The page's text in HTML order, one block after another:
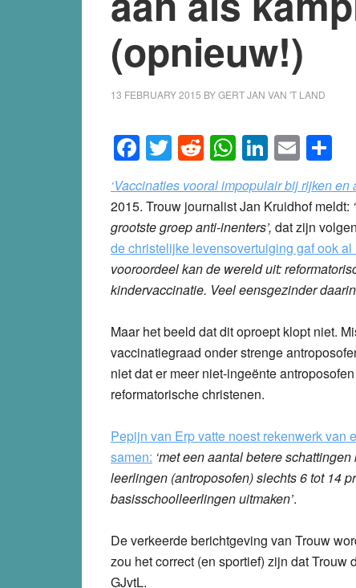
(opnieuw!)
13 FEBRUARY 2015 BYGERT JAN VAN 'T LAND
Facebook
Twitter
Reddit
WhatsApp
LinkedIn
Email
‘Vaccinaties vooral impopulair bij rijken en
2015. Trouw journalist Jan Kruidhof meldt:
grootste groep anti-inenters’, dat zijn
de christelijke levensovertuiging gaf ook
vooroordeel kan de wereld uit:
kindervaccinatie. Veel eensgezinder
Maar het beeld dat dit oproept klopt niet.
vaccinatiegraad onder strenge
niet dat er meer niet-ingeënte
reformatorische christenen.
Pepijn van Erp vatte noest rekenwerk van
samen: ‘met een aantal betere
leerlingen (antroposofen) slechts 6 tot 14
basisschoolleerlingen uitmaken’.
De verkeerde berichtgeving van Trouw
zou het correct (en sportief) zijn dat
GJvtL.